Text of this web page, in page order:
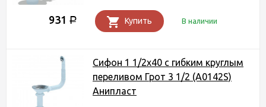
931 Р Купить В наличии
Сифон 1 1/2х40 с гибким круглым
переливом Грот 3 1/2 (A0142S)
Анипласт